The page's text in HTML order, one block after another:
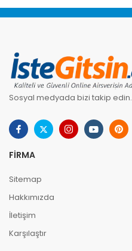
Sosyal medyada bizi takip edin.
FIRMA
Sitemap
Hakkımızda
İletişim
Karşılaştır